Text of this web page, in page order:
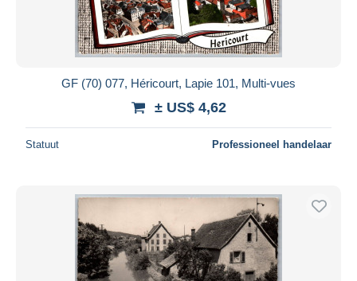
GF (70) 077, Héricourt, Lapie 101, Multi-vues
± US$ 4,62
Statuut Professioneel handelaar